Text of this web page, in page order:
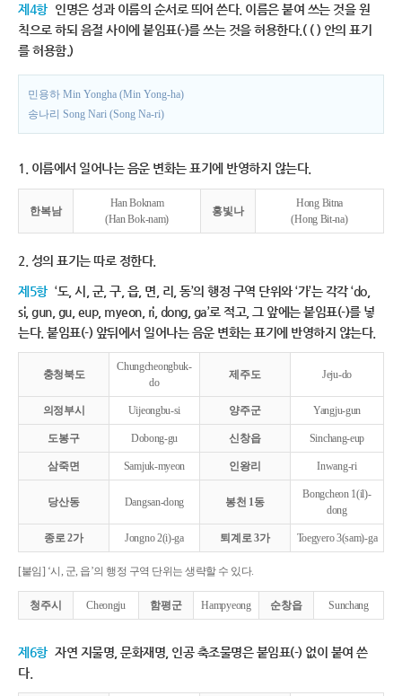
제4항 인명은 성과 이름의 순서로 띄어 쓴다. 이름은 붙여 쓰는 것을 원
칙으로 하되 음절 사이에 붙임표(-)를 쓰는 것을 허용한다.( ( ) 안의 표기
를 허용함.)
민용하 Min Yongha (Min Yong-ha)
송나리 Song Nari (Song Na-ri)
1. 이름에서 일어나는 음운 변화는 표기에 반영하지 않는다.
한복남
Han Boknam
(Han Bok-nam)
홍빛나
Hong Bitna
(Hong Bit-na)
2. 성의 표기는 따로 정한다.
제5항 ‘도, 시, 군, 구, 읍, 면, 리, 동’의 행정 구역 단위와 ‘가’는 각각 ‘do,
si, gun, gu, eup, myeon, ri, dong, ga’로 적고, 그 앞에는 붙임표(-)를 넣
는다. 붙임표(-) 앞뒤에서 일어나는 음운 변화는 표기에 반영하지 않는다.
충청북도
Chungcheongbuk-
do
제주도 Jeju-do
의정부시 Uijeongbu-si 양주군 Yangju-gun
도봉구 Dobong-gu 신창읍 Sinchang-eup
삼죽면 Samjuk-myeon 인왕리 Inwang-ri
당산동 Dangsan-dong 봉천 1동
Bongcheon 1(il)-
dong
종로 2가 Jongno 2(i)-ga 퇴계로 3가 Toegyero 3(sam)-ga
[붙임] ‘시, 군, 읍’의 행정 구역 단위는 생략할 수 있다.
청주시 Cheongju 함평군 Hampyeong 순창읍 Sunchang
제6항 자연 지물명, 문화재명, 인공 축조물명은 붙임표(-) 없이 붙여 쓴
다.